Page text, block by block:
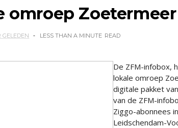
omroep
GELEDEN LESS THAN A MINUTE READ
De ZFM-infobox,
lokale omroep
digitale pakket
van de ZFM-
Ziggo-abonnees
Leidschendam-